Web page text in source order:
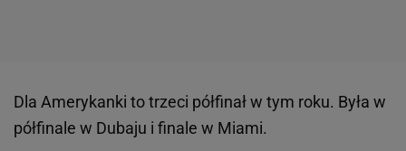
Dla Amerykanki to trzeci półfinał w tym roku. Była w
półfinale w Dubaju i finale w Miami.